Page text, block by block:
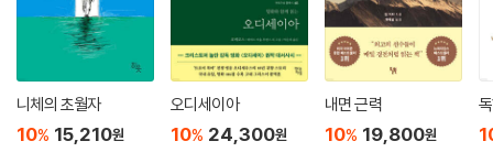
니체의 초월자
10% 15,210원
오디세이아
10% 24,300원
내면 근력
10% 19,800원